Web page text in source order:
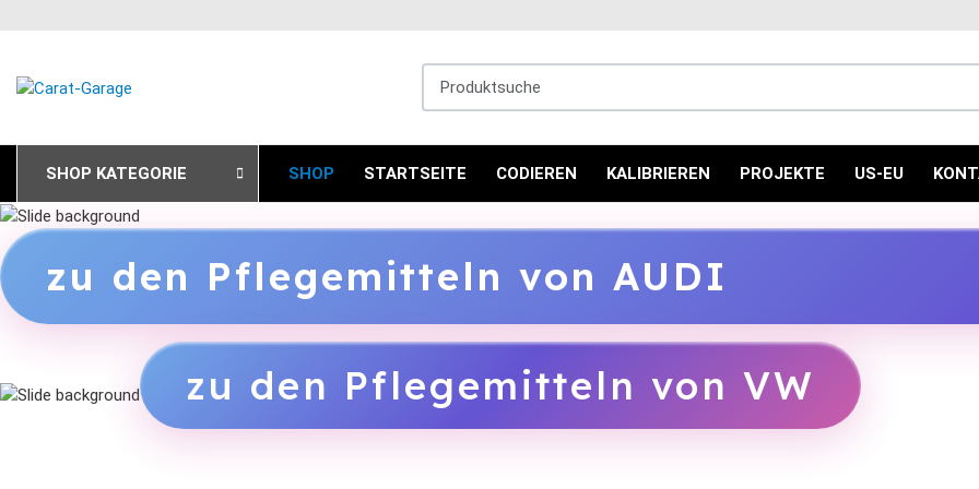
SHOP KATEGORIE SHOP STARTSEITE CODIEREN KALIBRIEREN PROJEKTE US-EU
zu den Pflegemitteln von AUDI
zu den Pflegemitteln von VW